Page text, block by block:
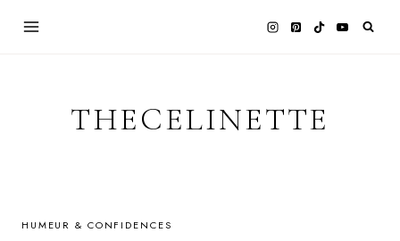
THECELINETTE
HUMEUR & CONFIDENCES